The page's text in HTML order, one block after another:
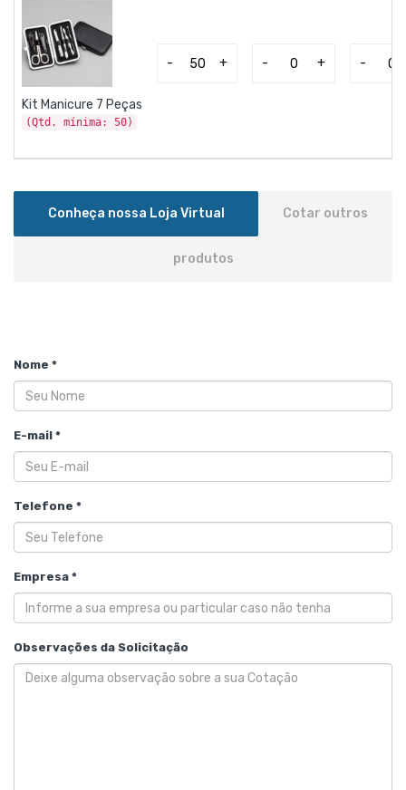
Kit Manicure 7 Peças
(Qtd. mínima: 50)
- + - + -
Conheça nossa Loja Virtual Cotar outros
produtos
Nome *
E-mail *
Telefone *
Empresa *
Observações da Solicitação